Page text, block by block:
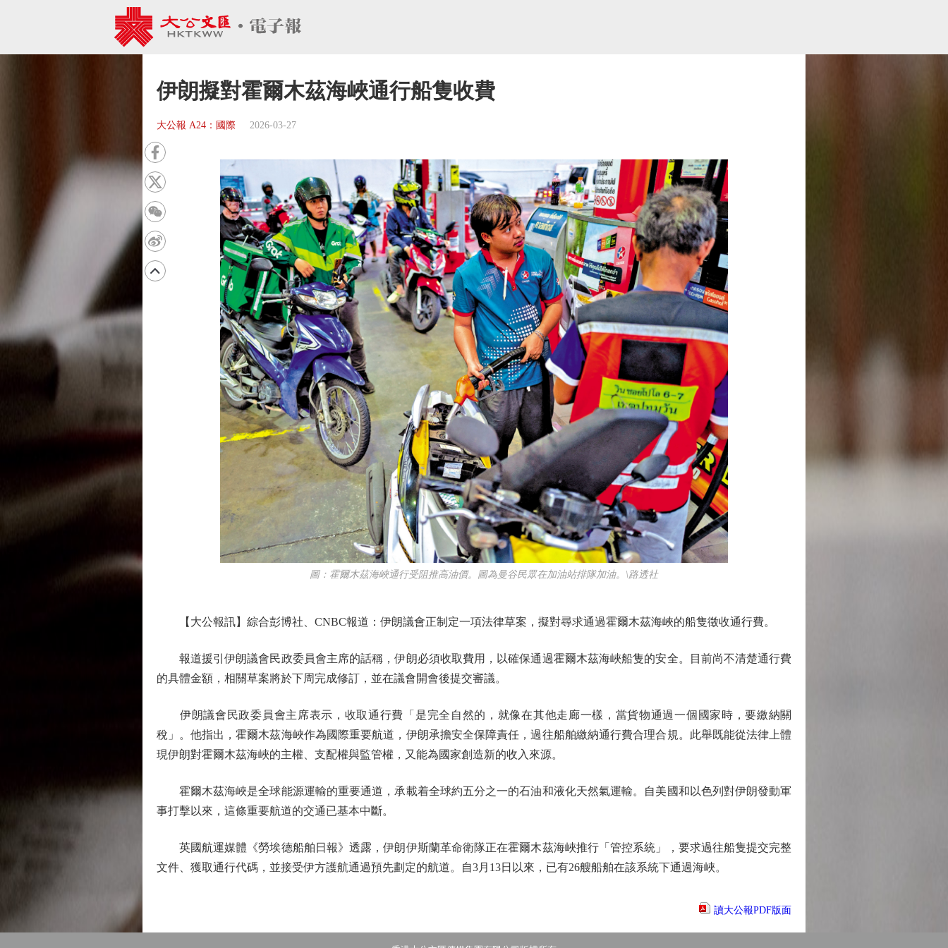
伊朗擬對霍爾木茲海峽通行船隻收費
大公報 A24：國際 2026-03-27
圖：霍爾木茲海峽通行受阻推高油價。圖為曼谷民眾在加油站排隊加油。\路透社
【大公報訊】綜合彭博社、CNBC報道：伊朗議會正制定一項法律草案，擬對尋求通過霍爾木茲海峽的船隻徵收通行費。
報道援引伊朗議會民政委員會主席的話稱，伊朗必須收取費用，以確保通過霍爾木茲海峽船隻的安全。目前尚不清楚通行費
的具體金額，相關草案將於下周完成修訂，並在議會開會後提交審議。
伊朗議會民政委員會主席表示，收取通行費「是完全自然的，就像在其他走廊一樣，當貨物通過一個國家時，要繳納關
稅」。他指出，霍爾木茲海峽作為國際重要航道，伊朗承擔安全保障責任，過往船舶繳納通行費合理合規。此舉既能從法律上體
現伊朗對霍爾木茲海峽的主權、支配權與監管權，又能為國家創造新的收入來源。
霍爾木茲海峽是全球能源運輸的重要通道，承載着全球約五分之一的石油和液化天然氣運輸。自美國和以色列對伊朗發動軍
事打擊以來，這條重要航道的交通已基本中斷。
英國航運媒體《勞埃德船舶日報》透露，伊朗伊斯蘭革命衛隊正在霍爾木茲海峽推行「管控系統」，要求過往船隻提交完整
文件、獲取通行代碼，並接受伊方護航通過預先劃定的航道。自3月13日以來，已有26艘船舶在該系統下通過海峽。
讀大公報PDF版面